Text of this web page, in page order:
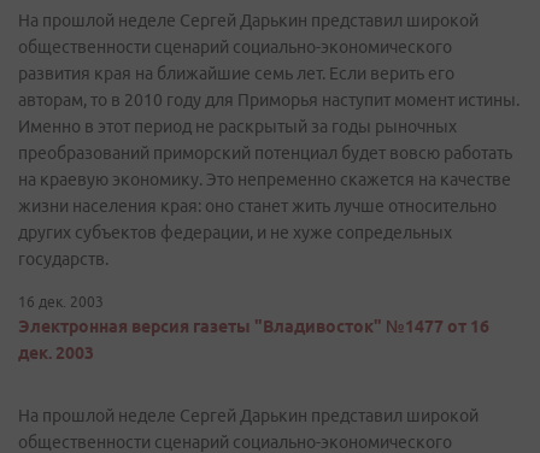
На прошлой неделе Сергей Дарькин представил широкой
общественности сценарий социально-экономического
развития края на ближайшие семь лет. Если верить его
авторам, то в 2010 году для Приморья наступит момент истины.
Именно в этот период не раскрытый за годы рыночных
преобразований приморский потенциал будет вовсю работать
на краевую экономику. Это непременно скажется на качестве
жизни населения края: оно станет жить лучше относительно
других субъектов федерации, и не хуже сопредельных
государств.
16 дек. 2003
Электронная версия газеты "Владивосток" №1477 от 16
дек. 2003
На прошлой неделе Сергей Дарькин представил широкой
общественности сценарий социально-экономического